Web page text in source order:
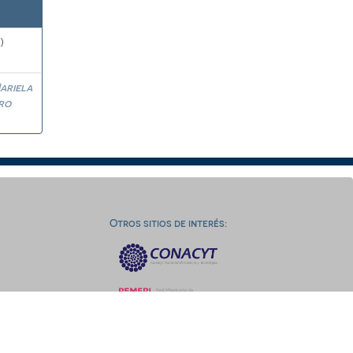
Otros sitios de interés: